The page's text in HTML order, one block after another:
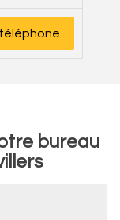
bureau